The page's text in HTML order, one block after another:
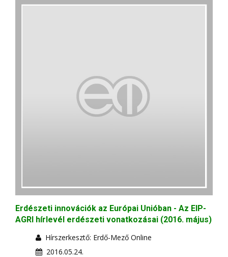
Erdészeti innovációk az Európai Unióban - Az EIP-
AGRI hírlevél erdészeti vonatkozásai (2016. május)
Hírszerkesztő: Erdő-Mező Online
2016.05.24.